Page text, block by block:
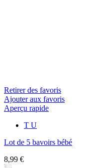
Retirer des favoris
Ajouter aux favoris
Aperçu rapide
T U
Lot de 5 bavoirs bébé
8,99 €